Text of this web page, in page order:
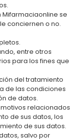
se
conciernen o no.
entre otros
para los fines que
del tratamiento
de las condiciones
de datos.
relacionados
de sus datos, los
de sus datos.
salvo por